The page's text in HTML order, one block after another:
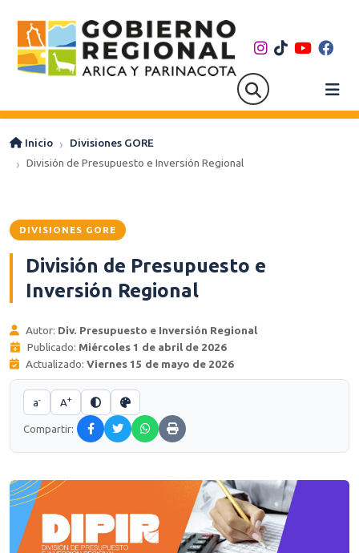
Inicio
Divisiones GORE
División de Presupuesto e Inversión Regional
DIVISIONES GORE
División de Presupuesto e
Inversión Regional
Autor: Div. Presupuesto e Inversión Regional
Publicado: Miércoles 1 de abril de 2026
Actualizado: Viernes 15 de mayo de 2026
a- A+
Compartir: